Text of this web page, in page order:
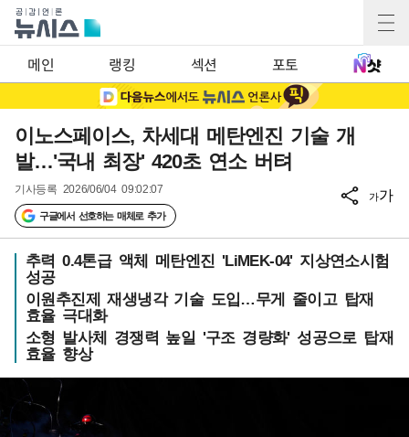
메인 랭킹 섹션 포토
이노스페이스, 차세대 메탄엔진 기술 개
발…'국내 최장' 420초 연소 버텨
기사등록 2026/06/04 09:02:07
구글에서 선호하는 매체로 추가
가가
추력 0.4톤급 액체 메탄엔진 'LiMEK-04' 지상연소시험
성공
이원추진제 재생냉각 기술 도입…무게 줄이고 탑재
효율 극대화
소형 발사체 경쟁력 높일 '구조 경량화' 성공으로 탑재
효율 향상